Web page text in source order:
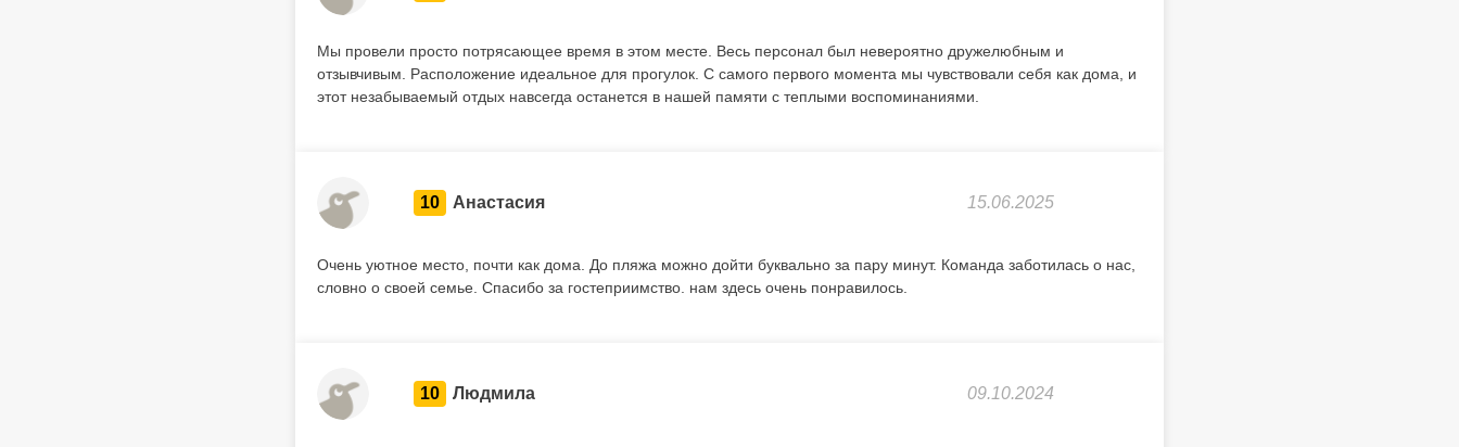
Мы провели просто потрясающее время в этом месте. Весь персонал был невероятно дружелюбным и
отзывчивым. Расположение идеальное для прогулок. С самого первого момента мы чувствовали себя как дома, и
этот незабываемый отдых навсегда останется в нашей памяти с теплыми воспоминаниями.
10 Анастасия 15.06.2025
Очень уютное место, почти как дома. До пляжа можно дойти буквально за пару минут. Команда заботилась о нас,
словно о своей семье. Спасибо за гостеприимство. нам здесь очень понравилось.
10 Людмила 09.10.2024